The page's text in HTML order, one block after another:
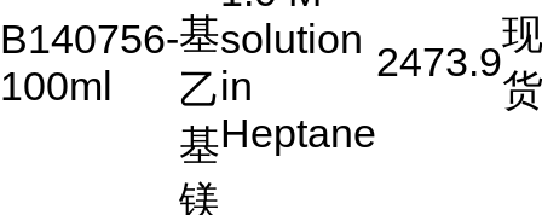
B140756-
100ml
基
乙
基
镁
solution
in
Heptane
2473.9
现
货